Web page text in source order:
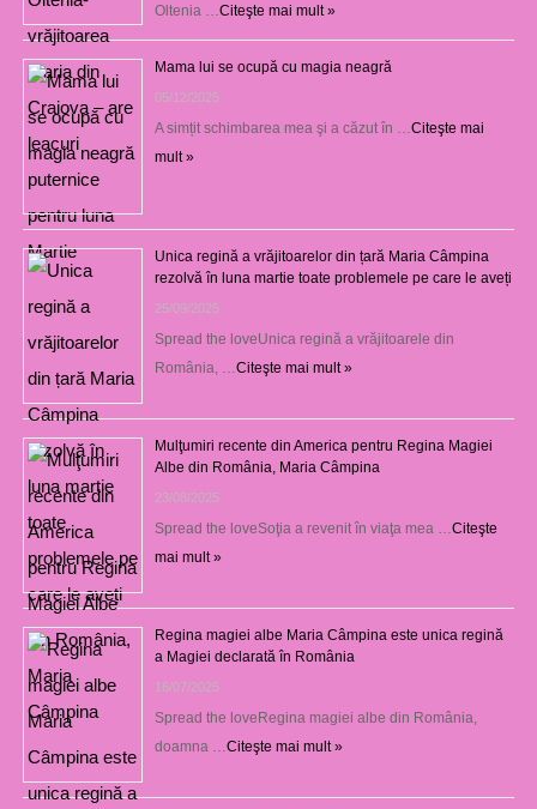
Oltenia … Citeşte mai mult »
Mama lui se ocupă cu magia neagră
05/12/2025
A simțit schimbarea mea şi a căzut în … Citeşte mai
mult »
Unica regină a vrăjitoarelor din țară Maria Câmpina
rezolvă în luna martie toate problemele pe care le aveți
25/09/2025
Spread the loveUnica regină a vrăjitoarele din
România, … Citeşte mai mult »
Mulţumiri recente din America pentru Regina Magiei
Albe din România, Maria Câmpina
23/08/2025
Spread the loveSoţia a revenit în viaţa mea … Citeşte
mai mult »
Regina magiei albe Maria Câmpina este unica regină
a Magiei declarată în România
16/07/2025
Spread the loveRegina magiei albe din România,
doamna … Citeşte mai mult »